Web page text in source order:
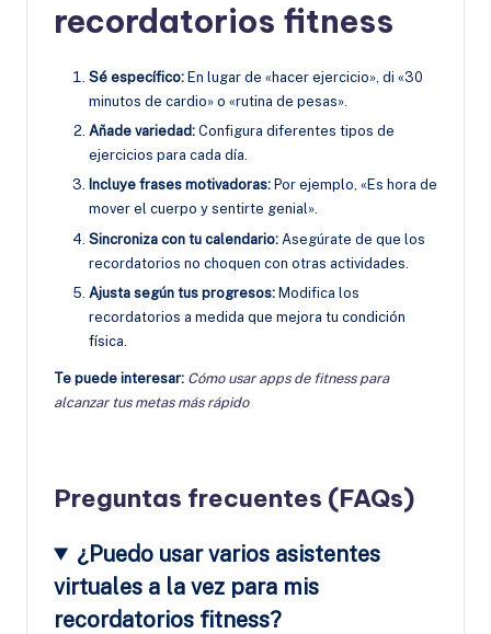
recordatorios fitness
Sé específico: En lugar de «hacer ejercicio», di «30
minutos de cardio» o «rutina de pesas».
Añade variedad: Configura diferentes tipos de
ejercicios para cada día.
Incluye frases motivadoras: Por ejemplo, «Es hora de
mover el cuerpo y sentirte genial».
Sincroniza con tu calendario: Asegúrate de que los
recordatorios no choquen con otras actividades.
Ajusta según tus progresos: Modifica los
recordatorios a medida que mejora tu condición
física.
Te puede interesar: Cómo usar apps de fitness para
alcanzar tus metas más rápido
Preguntas frecuentes (FAQs)
¿Puedo usar varios asistentes
virtuales a la vez para mis
recordatorios fitness?